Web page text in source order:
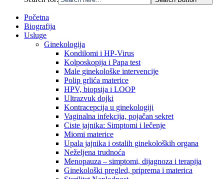
Početna
Biografija
Usluge
Ginekologija
Kondilomi i HP-Virus
Kolposkopija i Papa test
Male ginekološke intervencije
Polip grlića materice
HPV, biopsija i LOOP
Ultrazvuk dojki
Kontracepcija u ginekologiji
Vaginalna infekcija, pojačan sekret
Ciste jajnika: Simptomi i lečenje
Miomi materice
Upala jajnika i ostalih ginekoloških organa
Neželjena trudnoća
Menopauza – simptomi, dijagnoza i terapija
Ginekološki pregled, priprema i materica